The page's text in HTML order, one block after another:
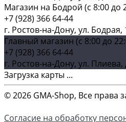
Магазин на Бодрой (c 8:00 до
+7 (928) 366 64-44
г. Ростов-на-Дону, ул. Бодрая,
Главный магазин (c 8:00 до
+7 (928) 366 64-44
г. Ростов-на-Дону, ул. Плиева,
Загрузка карты ...
© 2026 GMA-Shop, Все права
Согласие на обработку